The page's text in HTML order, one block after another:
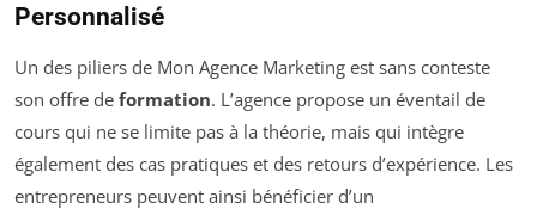
Personnalisé
Un des piliers de Mon Agence Marketing est sans conteste
son offre de formation. L’agence propose un éventail de
cours qui ne se limite pas à la théorie, mais qui intègre
également des cas pratiques et des retours d’expérience. Les
entrepreneurs peuvent ainsi bénéficier d’un